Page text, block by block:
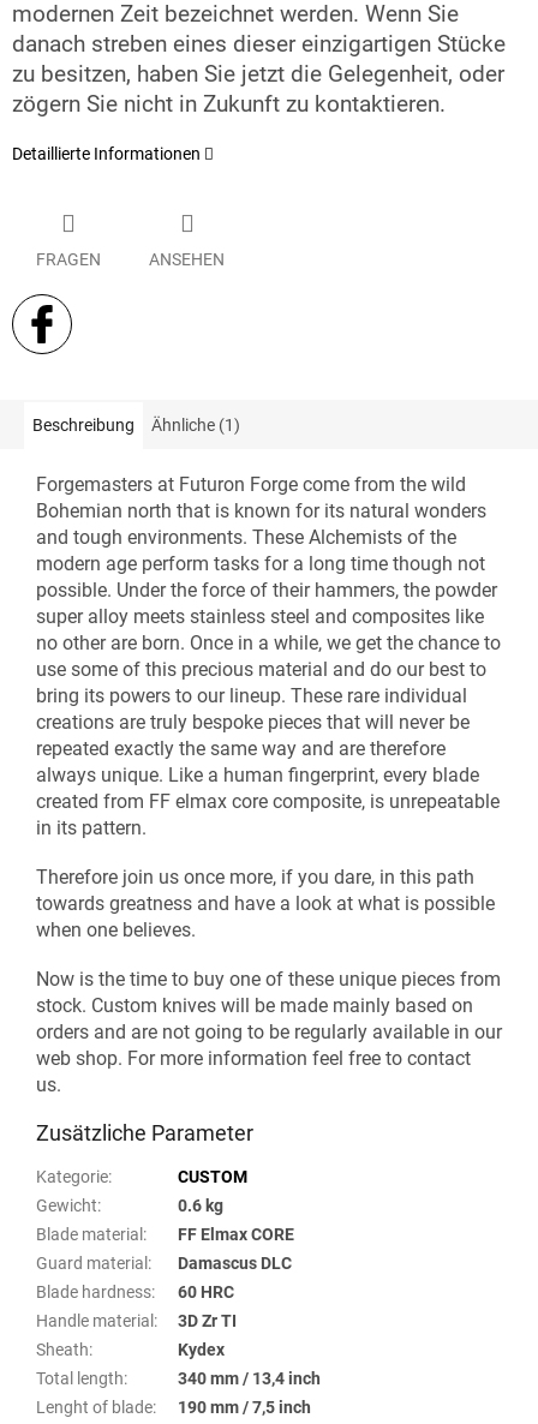
modernen Zeit bezeichnet werden. Wenn Sie
danach streben eines dieser einzigartigen Stücke
zu besitzen, haben Sie jetzt die Gelegenheit, oder
zögern Sie nicht in Zukunft zu kontaktieren.
Detaillierte Informationen
FRAGEN ANSEHEN
Beschreibung Ähnliche (1)
Forgemasters at Futuron Forge come from the wild
Bohemian north that is known for its natural wonders
and tough environments. These Alchemists of the
modern age perform tasks for a long time though not
possible. Under the force of their hammers, the powder
super alloy meets stainless steel and composites like
no other are born. Once in a while, we get the chance to
use some of this precious material and do our best to
bring its powers to our lineup. These rare individual
creations are truly bespoke pieces that will never be
repeated exactly the same way and are therefore
always unique. Like a human fingerprint, every blade
created from FF elmax core composite, is unrepeatable
in its pattern.
Therefore join us once more, if you dare, in this path
towards greatness and have a look at what is possible
when one believes.
Now is the time to buy one of these unique pieces from
stock. Custom knives will be made mainly based on
orders and are not going to be regularly available in our
web shop. For more information feel free to contact
us.
Zusätzliche Parameter
Kategorie:
CUSTOM
Gewicht:
0.6 kg
Blade material :
FF Elmax CORE
Guard material :
Damascus DLC
Blade hardness:
60 HRC
Handle material :
3D Zr TI
Sheath:
Kydex
Total length:
340 mm / 13,4 inch
Lenght of blade:
190 mm / 7,5 inch